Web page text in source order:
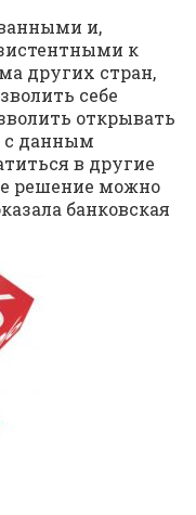
и,
к
других стран,
себе
открывать
с данным
в другие
решение можно
банковская